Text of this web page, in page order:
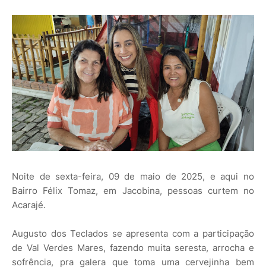
Noite de sexta-feira, 09 de maio de 2025, e aqui no
Bairro Félix Tomaz, em Jacobina, pessoas curtem no
Acarajé.
Augusto dos Teclados se apresenta com a participação
de Val Verdes Mares, fazendo muita seresta, arrocha e
sofrência, pra galera que toma uma cervejinha bem